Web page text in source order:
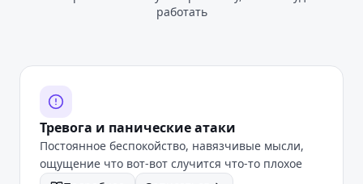
работать
Тревога и панические атаки
Постоянное беспокойство, навязчивые мысли,
ощущение что вот-вот случится что-то плохое